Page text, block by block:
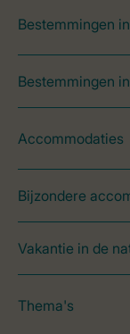
Bestemmingen
Bestemmingen
Accommodaties
Bijzondere
Vakantie in de
Thema's